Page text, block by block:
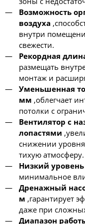
Возможность
воздуха
внутри
свежести.
Рекордная
размещать
монтаж и
Уменьшенная
мм ,облегчает
потолки с
Вентилятор с
лопастями
снижении
тихую атмосферу.
Низкий
минимальное
Дренажный
м ,гарантирует
даже при
Диапазон